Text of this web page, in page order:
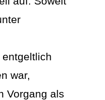
war,
Vorgang als